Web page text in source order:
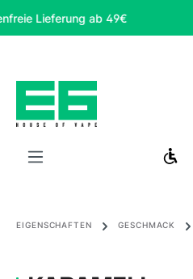
Zum Hauptinhalt springen
ab 49€
EIGENSCHAFTEN GESCHMACK